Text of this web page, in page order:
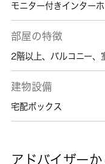
モニター付きインター
部屋の特徴
2階以上、 バルコニー、
建物設備
宅配ボックス
アドバイザー